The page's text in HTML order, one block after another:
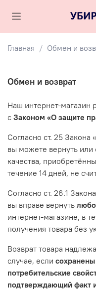
Главная Обмен и
Обмен и возврат
Наш интернет-магазин
с Законом «О защите
Согласно ст. 25 Закона
вы можете вернуть или
качества,
течение 14 дней, не
Согласно ст. 26.1
вы вправе вернуть
интернет-магазине, в
получения товара без
Возврат товара
случае, если
потребительские
подтверждающий факт